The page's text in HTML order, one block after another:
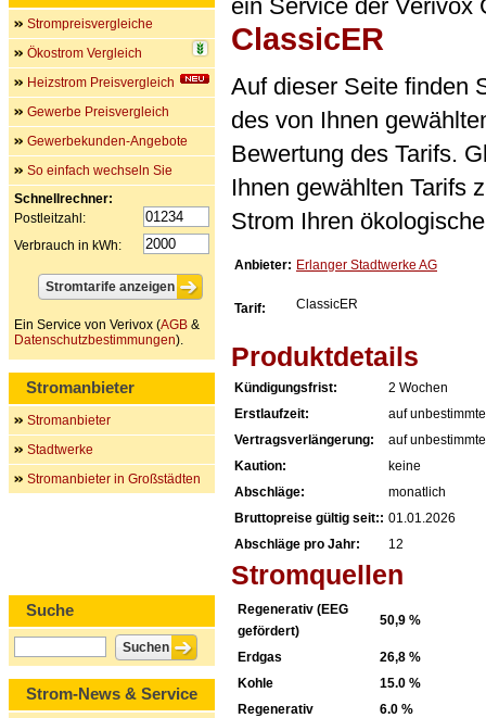
ein Service der Verivox
ClassicER
Auf dieser Seite finden
des von Ihnen
Bewertung des Tarifs.
Ihnen gewählten Tarifs
Strom Ihren
Anbieter: Erlanger Stadtwerke AG
Tarif: ClassicER
Produktdetails
Kündigungsfrist:
2 Wochen
Erstlaufzeit:
auf
Vertragsverlängerung:
auf
Kaution:
keine
Abschläge:
monatlich
Bruttopreise gültig seit:: 01.01.2026
Abschläge pro Jahr:
12
Stromquellen
Regenerativ (EEG
gefördert)
50,9 %
Erdgas
26,8 %
Kohle
15.0 %
Regenerativ
6.0 %
Strompreisvergleiche
Ökostrom Vergleich
Heizstrom Preisvergleich
Gewerbe Preisvergleich
Gewerbekunden-Angebote
So einfach wechseln Sie
Schnellrechner:
Postleitzahl:
Verbrauch in kWh:
Ein Service von Verivox (AGB &
Datenschutzbestimmungen).
Stromanbieter
Stromanbieter
Stadtwerke
Stromanbieter in Großstädten
Suche
Strom-News & Service